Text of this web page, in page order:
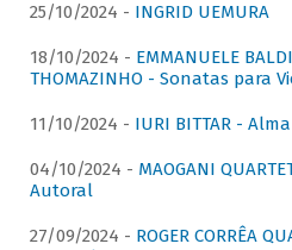
25/10/2024 - INGRID UEMURA
18/10/2024 - EMMANUELE
THOMAZINHO - Sonatas para
11/10/2024 - IURI BITTAR -
04/10/2024 - MAOGANI
Autoral
27/09/2024 - ROGER CORRÊA